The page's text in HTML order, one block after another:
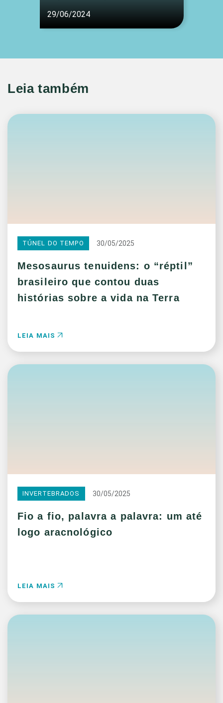
29/06/2024
Leia também
TÚNEL DO TEMPO 30/05/2025
Mesosaurus tenuidens: o “réptil”
brasileiro que contou duas
histórias sobre a vida na Terra
LEIA MAIS
INVERTEBRADOS 30/05/2025
Fio a fio, palavra a palavra: um até
logo aracnológico
LEIA MAIS